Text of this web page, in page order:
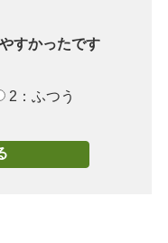
すかったです
2：ふつう